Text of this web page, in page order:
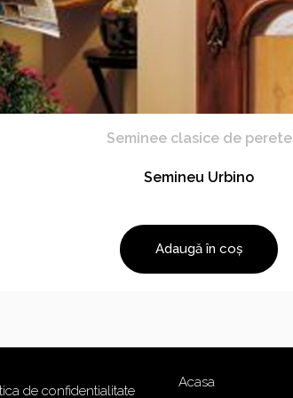
Seminee clasice de perete
Semineu Urbino
Adaugă în coș
de confidentialitate
Acasa